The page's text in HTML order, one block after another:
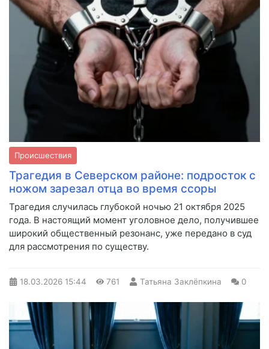
Происшествия
Трагедия в Северском районе: подросток с
ножом зарезал отца во время ссоры
Трагедия случилась глубокой ночью 21 октября 2025
года. В настоящий момент уголовное дело, получившее
широкий общественный резонанс, уже передано в суд
для рассмотрения по существу.
18.03.2026 15:44 761 Татьяна Заклёпкина 0